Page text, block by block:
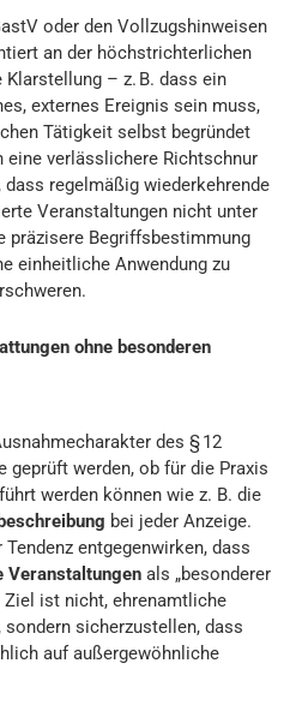
oder den Vollzugshinweisen
an der höchstrichterlichen
– z. B. dass ein
externes Ereignis sein muss,
Tätigkeit selbst begründet
eine verlässlichere Richtschnur
regelmäßig wiederkehrende
Veranstaltungen nicht unter
präzisere Begriffsbestimmung
einheitliche Anwendung zu
ohne besonderen
des § 12
geprüft werden, ob für die Praxis
werden können wie z. B. die
bei jeder Anzeige.
entgegenwirken, dass
Veranstaltungen als „besonderer
Ziel ist nicht, ehrenamtliche
sicherzustellen, dass
auf außergewöhnliche